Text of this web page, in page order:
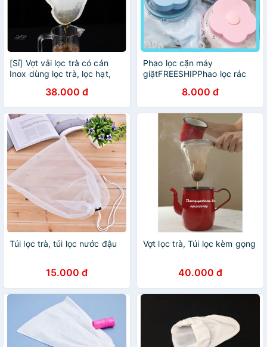
[Sỉ] Vợt vải lọc trà có cán
Inox dùng lọc trà, lọc hạt,
ngô, lọc đồ uống
38.000 đ
Phao lọc cặn máy
giặtFREESHIPPhao lọc rác
8.000 đ
Túi lọc trà, túi lọc nước đậu
15.000 đ
Vợt lọc trà, Túi lọc kèm gọng
40.000 đ